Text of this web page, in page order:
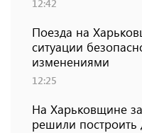
12:42
Поезда на
ситуации
изменениями
12:25
На Харьковщине
решили построить